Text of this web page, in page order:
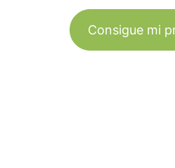
Consigue mi